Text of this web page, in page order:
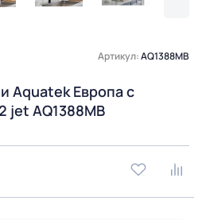
Артикул:AQ1388MB
Aquatek Европа с
jet AQ1388MB